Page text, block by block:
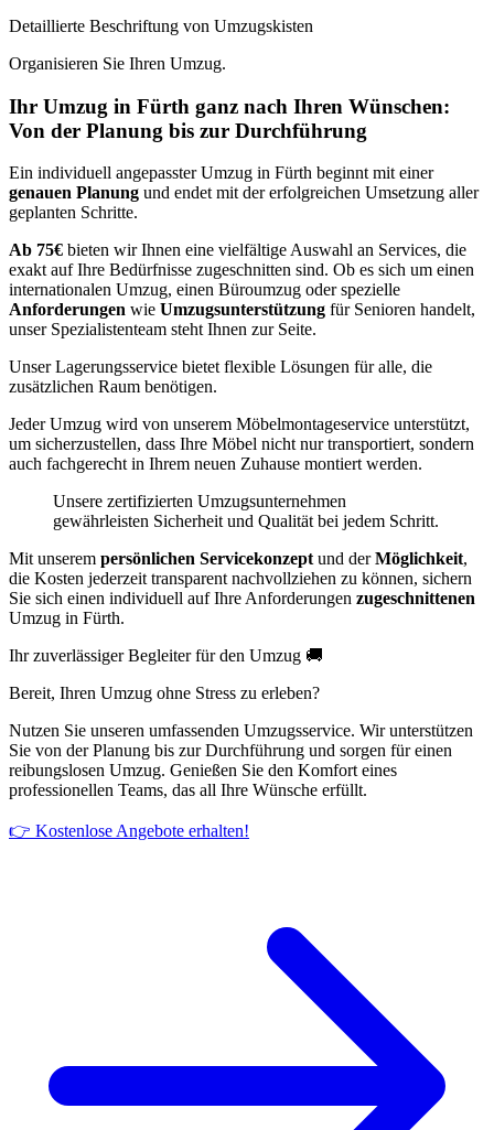
Detaillierte Beschriftung von Umzugskisten
Organisieren Sie Ihren Umzug.
Ihr Umzug in Fürth ganz nach Ihren Wünschen:
Von der Planung bis zur Durchführung
Ein individuell angepasster Umzug in Fürth beginnt mit einer
genauen Planung und endet mit der erfolgreichen Umsetzung aller
geplanten Schritte.
Ab 75€ bieten wir Ihnen eine vielfältige Auswahl an Services, die
exakt auf Ihre Bedürfnisse zugeschnitten sind. Ob es sich um einen
internationalen Umzug, einen Büroumzug oder spezielle
Anforderungen wie Umzugsunterstützung für Senioren handelt,
unser Spezialistenteam steht Ihnen zur Seite.
Unser Lagerungsservice bietet flexible Lösungen für alle, die
zusätzlichen Raum benötigen.
Jeder Umzug wird von unserem Möbelmontageservice unterstützt,
um sicherzustellen, dass Ihre Möbel nicht nur transportiert, sondern
auch fachgerecht in Ihrem neuen Zuhause montiert werden.
Unsere zertifizierten Umzugsunternehmen
gewährleisten Sicherheit und Qualität bei jedem Schritt.
Mit unserem persönlichen Servicekonzept und derMöglichkeit,
die Kosten jederzeit transparent nachvollziehen zu können, sichern
Sie sich einen individuell auf Ihre Anforderungen zugeschnittenen
Umzug in Fürth.
Ihr zuverlässiger Begleiter für den Umzug 🚚
Bereit, Ihren Umzug ohne Stress zu erleben?
Nutzen Sie unseren umfassenden Umzugsservice. Wir unterstützen
Sie von der Planung bis zur Durchführung und sorgen für einen
reibungslosen Umzug. Genießen Sie den Komfort eines
professionellen Teams, das all Ihre Wünsche erfüllt.
👉 Kostenlose Angebote erhalten!